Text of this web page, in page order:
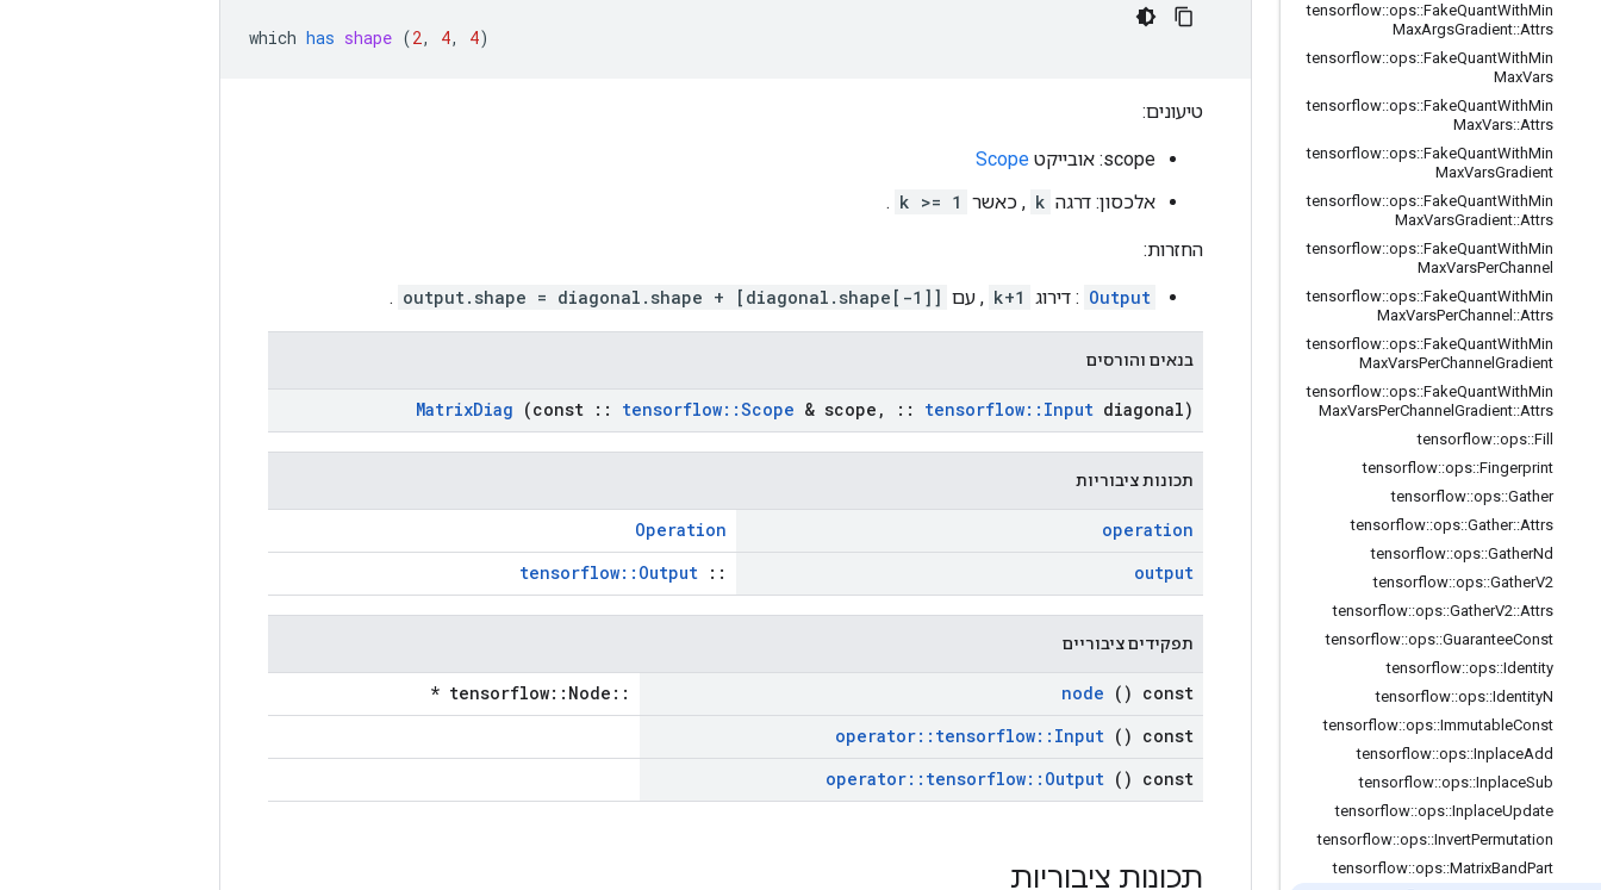
tensorflow::ops::FakeQuantWithMin
MaxArgsGradient::Attrs
tensorflow::ops::FakeQuantWithMin
MaxVars
tensorflow::ops::FakeQuantWithMin
MaxVars::Attrs
tensorflow::ops::FakeQuantWithMin
MaxVarsGradient
tensorflow::ops::FakeQuantWithMin
MaxVarsGradient::Attrs
tensorflow::ops::FakeQuantWithMin
MaxVarsPerChannel
tensorflow::ops::FakeQuantWithMin
MaxVarsPerChannel ::Attrs
tensorflow::ops::FakeQuantWithMin
MaxVarsPerChannel Gradient
tensorflow::ops::FakeQuantWithMin
MaxVarsPerChannel Gradient::Attrs
tensorflow::ops::Fill
tensorflow::ops::Fingerprint
tensorflow::ops::Gather
tensorflow::ops::Gather::Attrs
tensorflow::ops::GatherNd
tensorflow::ops::GatherV2
tensorflow::ops::GatherV2::Attrs
tensorflow::ops::GuaranteeConst
tensorflow::ops::Identity
tensorflow::ops::IdentityN
tensorflow::ops::ImmutableConst
tensorflow::ops::InplaceAdd
tensorflow::ops::InplaceSub
tensorflow::ops::InplaceUpdate
tensorflow::ops::InvertPermutation
tensorflow::ops::MatrixBandPart
which has shape (2, 4, 4)
טיעונים:
scope: אובייקט
Scope
אלכסון: דרגה k , כאשר k >= 1
.
החזרות:
Output : דירוג k+1 , עם output.shape = diagonal.shape + [diagonal.shape[-1]]
.
בנאים והורסים
MatrixDiag (const :: tensorflow::Scope & scope , :: tensorflow:: Input diagonal)
תכונות ציבוריות
operation
Operation
output
::
tensorflow::Output
תפקידים ציבוריים
node () const
::tensorflow::Node *
operator:: tensorflow:: Input () const
operator:: tensorflow:: Output () const
תכונות ציבוריות